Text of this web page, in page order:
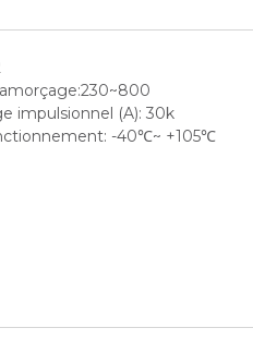
impulsionnel (A): 30k
-40℃~ +105℃